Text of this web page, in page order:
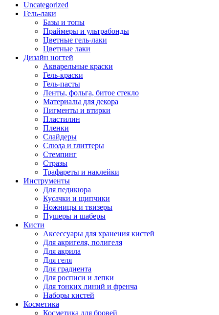
Uncategorized
Гель-лаки
Базы и топы
Праймеры и ультрабонды
Цветные гель-лаки
Цветные лаки
Дизайн ногтей
Акварельные краски
Гель-краски
Гель-пасты
Ленты, фольга, битое стекло
Материалы для декора
Пигменты и втирки
Пластилин
Пленки
Слайдеры
Слюда и глиттеры
Стемпинг
Стразы
Трафареты и наклейки
Инструменты
Для педикюра
Кусачки и щипчики
Ножницы и твизеры
Пушеры и шаберы
Кисти
Аксессуары для хранения кистей
Для акригеля, полигеля
Для акрила
Для геля
Для градиента
Для росписи и лепки
Для тонких линий и френча
Наборы кистей
Косметика
Косметика для бровей